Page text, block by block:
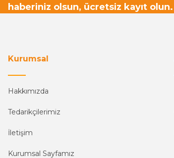
haberiniz olsun, ücretsiz kayıt olun.
Kurumsal
Hakkımızda
Tedarikçilerimiz
İletişim
Kurumsal Sayfamız